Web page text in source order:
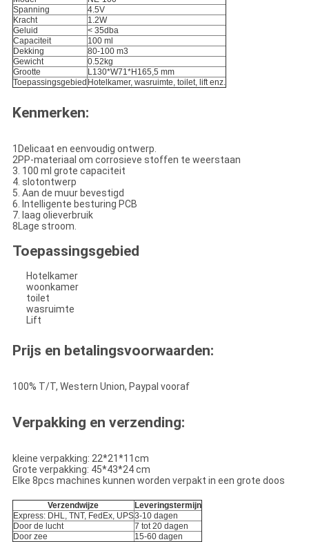
Spanning
4.5V
Kracht
1.2W
Geluid
< 35dba
Capaciteit
100 ml
Dekking
80-100 m3
Gewicht
0.52kg
Grootte
L130*W71*H165,5 mm
Toepassingsgebied Hotelkamer, wasruimte, toilet, lift enz.
Kenmerken:
1Delicaat en eenvoudig ontwerp.
2PP-materiaal om corrosieve stoffen te weerstaan
3. 100 ml grote capaciteit
4. slotontwerp
5. Aan de muur bevestigd
6. Intelligente besturing PCB
7. laag olieverbruik
8Lage stroom.
Toepassingsgebied
Hotelkamer
woonkamer
toilet
wasruimte
Lift
Prijs en betalingsvoorwaarden:
100% T/T, Western Union, Paypal vooraf
Verpakking en verzending:
kleine verpakking: 22*21*11cm
Grote verpakking: 45*43*24 cm
Elke 8pcs machines kunnen worden verpakt in een grote doos
Verzendwijze
Leveringstermijn
Express: DHL, TNT, FedEx, UPS3-10 dagen
Door de lucht
7 tot 20 dagen
Door zee
15-60 dagen